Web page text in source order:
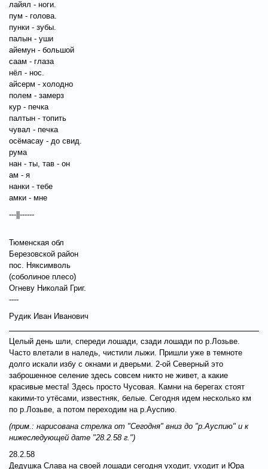
лайял - ноги.
пум - голова.
пунки - зубы.
палын - уши
айемун - большой
саам - глаза
нёл - нос.
айсерм - холодно
полем - замерз
кур - печка
палтын - топить
чувал - печка
осёмасау - до свид.
рума
нан - ты, тав - он
ам - я
нанки - тебе
амки - мне
---||------
Тюменская обл
Березовской район
пос. Няксимволь
(соболиное плесо)
Огневу Николай Григ.
----
Рудик Иван Иванович
Целый день шли, спереди лошади, сзади лошади по р.Лозьве.
Часто влетали в наледь, чистили лыжи. Пришли уже в темноте
долго искали избу с окнами и дверьми. 2-ой Северный это
заброшенное селение здесь совсем никто не живет, а какие
красивые места! Здесь просто Чусовая. Камни на берегах стоят
какими-то утёсами, известняк, белые. Сегодня идем несколько км
по р.Лозьве, а потом переходим на р.Ауспию.
(прим.: нарисована стрелка от "Сегодня" вниз до "р.Ауспию" и к
нижеследующей дате "28.2.58 г.")
28.2.58
Дедушка Слава на своей лошади сегодня уходит, уходит и Юра